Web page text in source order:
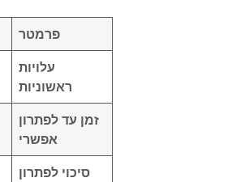
פרמטר
עלויות
ראשוניות
זמן עד לפתרון
אפשרי
סיכוי לפתרון